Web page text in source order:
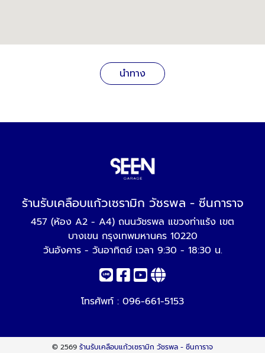
นำทาง
ร้านรับเคลือบแก้วเซรามิก วัชรพล - ซีนการาจ
457 (ห้อง A2 - A4) ถนนวัชรพล แขวงท่าแร้ง เขต
บางเขน กรุงเทพมหานคร 10220
วันอังคาร - วันอาทิตย์ เวลา 9:30 - 18:30 น.
โทรศัพท์ : 096-661-5153
© 2569 ร้านรับเคลือบแก้วเซรามิก วัชรพล - ซีนการาจ